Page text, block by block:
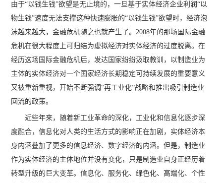
由于“以钱生钱”欲望是无止境的，一旦基于实体经济企业利润“以
物生钱”速度无法支撑这种快速膨胀的“以钱生钱”欲望时，经济泡
沫越来越大，金融危机随之也就产生了。2008年的那场国际金融
危机在很大程度上可归结为虚拟经济对实体经济的过度脱离。在
经历这场国际金融危机后，发达国家纷纷汲取教训，以制造业为
主体的实体经济对一个国家经济长期稳定可持续发展的重要意义
又被重新重视，开始不断强调“再工业化”战略和推出吸引制造业
回流的政策。
近些年来，随着新工业革命的深化，工业化和信息化逐步深
度融合，信息化对人类的生活方式的影响正在加剧，实体经济本
身内涵叠加了更多的信息经济、数字经济的内涵。但是，制造业
作为实体经济的主体地位并没有变化，只是制造业自身正经历着
转型升级的巨大变革。信息化、服务化、绿色化、高端化、个性